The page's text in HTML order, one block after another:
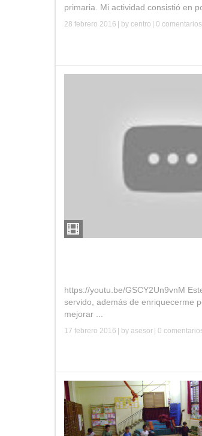
primaria. Mi actividad consistió en
28 febrero 2016 | by centro | 0 comentarios
https://youtu.be/GSCY2Un9vnM
servido, además de enriquecerme
mejorar ...
17 febrero 2016 | by asesor | 0